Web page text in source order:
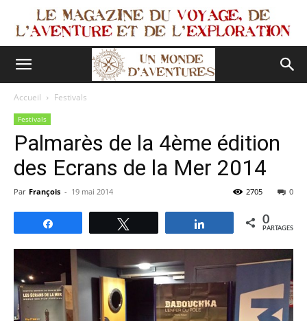
Accueil Festivals
Festivals
Palmarès de la 4ème édition
des Ecrans de la Mer 2014
Par François - 19 mai 2014 0
2705
Partagez 0
PARTAGES